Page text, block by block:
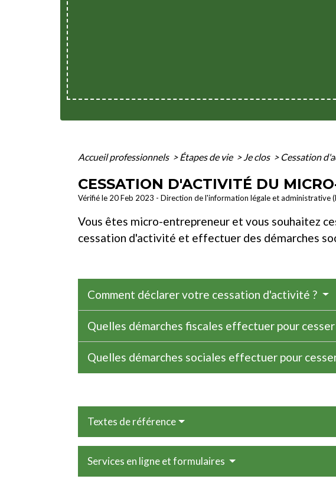
Accueil professionnels > Étapes de vie > Je clos > Cessation
CESSATION D'ACTIVITÉ DU
Vérifié le 20 Feb 2023 - Direction de l'information légale et administrative
Vous êtes micro-entrepreneur et vous souhaitez
cessation d'activité et effectuer des démarches
Comment déclarer votre cessation d'activité ?
Quelles démarches fiscales effectuer pour
Quelles démarches sociales effectuer pour
Textes de référence
Services en ligne et formulaires